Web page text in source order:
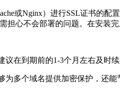
或Nginx）进行SSL证书的
担心不会部署的问题。在安装
议在到期前的1-3个月左右及时
为多个域名提供加密保护，还